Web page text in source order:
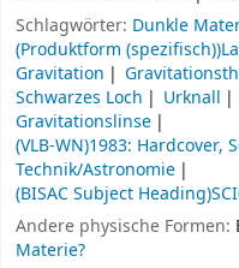
Schlagwörter: Dunkle
(Produktform
Gravitation
Schwarzes Loch
Urknall
Gravitationslinse
(VLB-WN)1983:
Technik/Astronomie
(BISAC Subject
Andere physische Formen:
Materie?